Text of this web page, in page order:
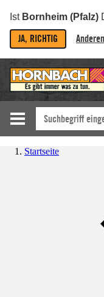
Ist Bornheim (Pfalz)
JA, RICHTIG
Startseite